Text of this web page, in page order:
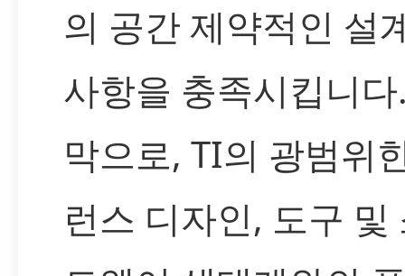
의 공간 제약적인 설
사항을 충족시킵니
막으로, TI의 광범위
런스 디자인, 도구 및